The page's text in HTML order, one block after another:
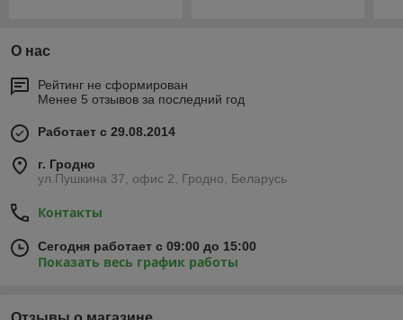
О нас
Рейтинг не сформирован
Менее 5 отзывов за последний год
Работает с 29.08.2014
г. Гродно
ул.Пушкина 37, офис 2, Гродно, Беларусь
Контакты
Сегодня работает с 09:00 до 15:00
Показать весь график работы